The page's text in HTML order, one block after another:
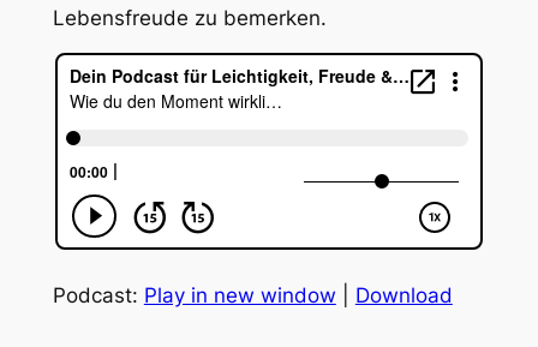
Lebensfreude zu bemerken.
Podcast: Play in new window Download